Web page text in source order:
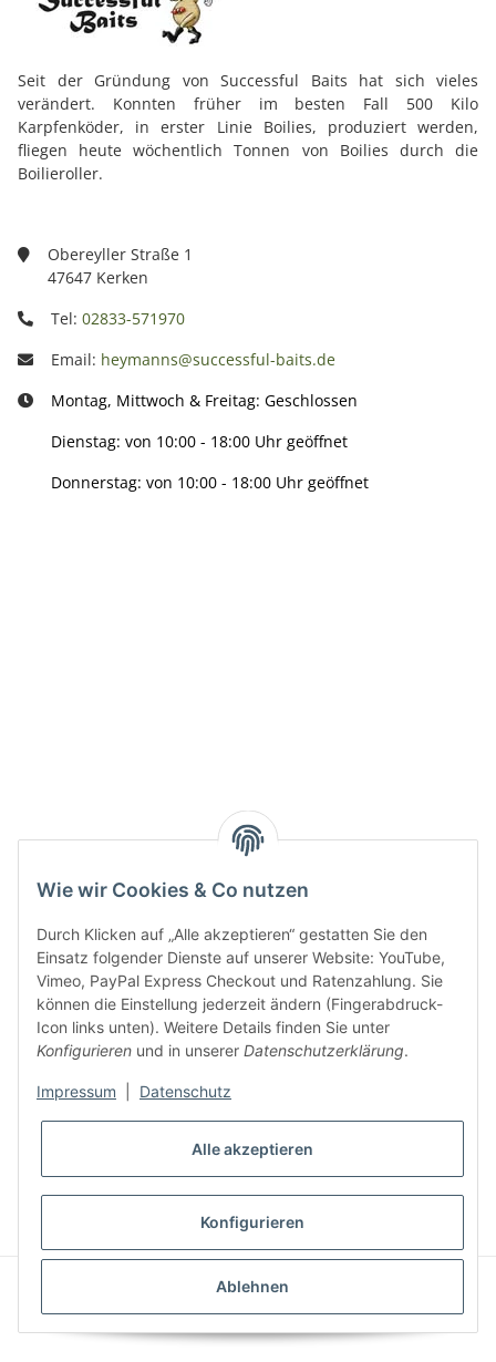
Wie wir Cookies & Co nutzen
Durch Klicken auf „Alle akzeptieren“ gestatten Sie den
Einsatz folgender Dienste auf unserer Website: YouTube,
Vimeo, PayPal Express Checkout und Ratenzahlung. Sie
können die Einstellung jederzeit ändern (Fingerabdruck-
Icon links unten). Weitere Details finden Sie unter
Konfigurieren und in unserer Datenschutzerklärung.
Impressum Datenschutz
Alle akzeptieren
Konfigurieren
Ablehnen
Seit der Gründung von Successful Baits hat sich vieles
verändert. Konnten früher im besten Fall 500 Kilo
Karpfenköder, in erster Linie Boilies, produziert werden,
fliegen heute wöchentlich Tonnen von Boilies durch die
Boilieroller.
Obereyller Straße 1
47647 Kerken
Tel: 02833-571970
Email: heymanns@successful-baits.de
Montag, Mittwoch & Freitag: Geschlossen
Dienstag: von 10:00 - 18:00 Uhr geöffnet
Donnerstag: von 10:00 - 18:00 Uhr geöffnet
Gesetzliche Informationen
* Alle Preise inkl. gesetzlicher USt., zzgl.
VERTRAG WIDERRUFEN
CLEARIX JTL-Shop Template